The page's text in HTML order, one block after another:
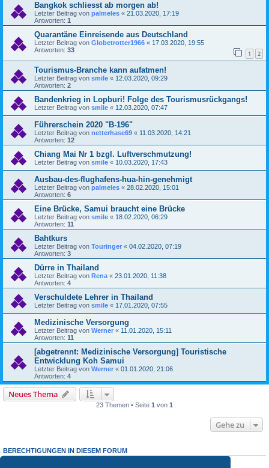
Bangkok schliesst ab morgen ab!
Letzter Beitrag von palmeles « 21.03.2020, 17:19
Antworten: 1
Quarantäne Einreisende aus Deutschland
Letzter Beitrag von Globetrotter1966 « 17.03.2020, 19:55
Antworten: 33 1 2
Tourismus-Branche kann aufatmen!
Letzter Beitrag von smile « 12.03.2020, 09:29
Antworten: 2
Bandenkrieg in Lopburi! Folge des Tourismusrückgangs!
Letzter Beitrag von smile « 12.03.2020, 07:47
Führerschein 2020 "B-196"
Letzter Beitrag von netterhase69 « 11.03.2020, 14:21
Antworten: 12
Chiang Mai Nr 1 bzgl. Luftverschmutzung!
Letzter Beitrag von smile « 10.03.2020, 17:43
Ausbau-des-flughafens-hua-hin-genehmigt
Letzter Beitrag von palmeles « 28.02.2020, 15:01
Antworten: 6
Eine Brücke, Samui braucht eine Brücke
Letzter Beitrag von smile « 18.02.2020, 06:29
Antworten: 11
Bahtkurs
Letzter Beitrag von Touringer « 04.02.2020, 07:19
Antworten: 3
Dürre in Thailand
Letzter Beitrag von Rena « 23.01.2020, 11:38
Antworten: 4
Verschuldete Lehrer in Thailand
Letzter Beitrag von smile « 17.01.2020, 07:55
Medizinische Versorgung
Letzter Beitrag von Werner « 11.01.2020, 15:11
Antworten: 11
[abgetrennt: Medizinische Versorgung] Touristische
Entwicklung Koh Samui
Letzter Beitrag von Werner « 01.01.2020, 21:06
Antworten: 4
Neues Thema
23 Themen • Seite 1 von 1
Gehe zu
BERECHTIGUNGEN IN DIESEM FORUM